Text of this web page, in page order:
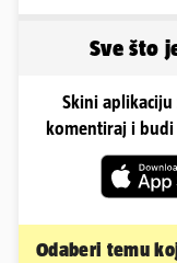
Sve što
Skini
komentiraj i
Odaberi temu